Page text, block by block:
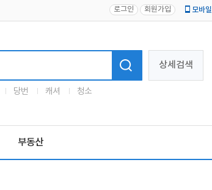
로그인 회원가입 모바일
상세검색
당번 캐셔 청소
부동산